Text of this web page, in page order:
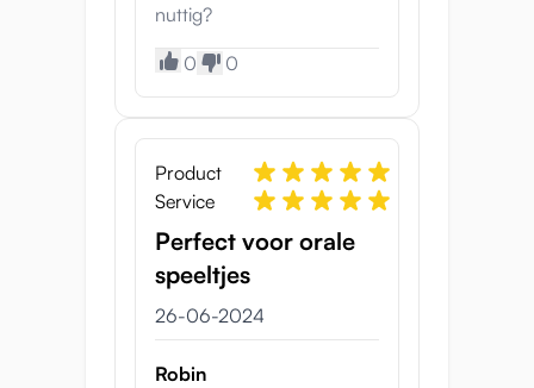
nuttig?
0 0
Product
Service
Perfect voor orale
speeltjes
26-06-2024
Robin